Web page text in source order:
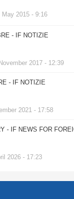
2015 - 9:16
- IF NOTIZIE
2017 - 12:39
- IF NOTIZIE
2021 - 17:58
- IF NEWS FOR
2026 - 17:23